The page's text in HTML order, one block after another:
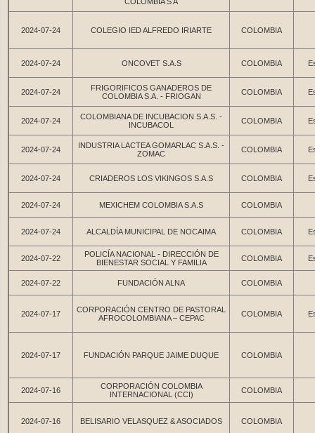
2024-07-24 COLEGIO IED ALFREDO IRIARTE COLOMBIA
2024-07-24 ONCOVET S.A.S COLOMBIA
2024-07-24
FRIGORIFICOS GANADEROS DE
COLOMBIA S.A. - FRIOGAN
COLOMBIA
2024-07-24
COLOMBIANA DE INCUBACION S.A.S. -
INCUBACOL
COLOMBIA
2024-07-24
INDUSTRIA LACTEA GOMARLAC S.A.S. -
ZOMAC
COLOMBIA
2024-07-24 CRIADEROS LOS VIKINGOS S.A.S COLOMBIA
2024-07-24 MEXICHEM COLOMBIA S.A.S COLOMBIA
2024-07-24 ALCALDÍA MUNICIPAL DE NOCAIMA COLOMBIA
2024-07-22
POLICÍA NACIONAL - DIRECCIÓN DE
BIENESTAR SOCIAL Y FAMILIA
COLOMBIA
2024-07-22 FUNDACIÓN ALNA COLOMBIA
2024-07-17
CORPORACIÓN CENTRO DE PASTORAL
AFROCOLOMBIANA – CEPAC
COLOMBIA
2024-07-17 FUNDACIÓN PARQUE JAIME DUQUE COLOMBIA
2024-07-16
CORPORACIÓN COLOMBIA
INTERNACIONAL (CCI)
COLOMBIA
2024-07-16 BELISARIO VELASQUEZ & ASOCIADOS COLOMBIA